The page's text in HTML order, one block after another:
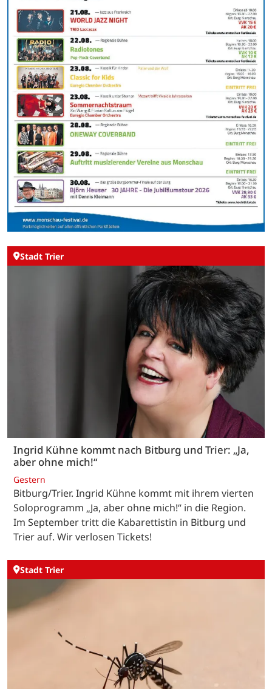
Stadt Trier
Ingrid Kühne kommt nach Bitburg und Trier: „Ja,
aber ohne mich!“
Gestern
Bitburg/Trier. Ingrid Kühne kommt mit ihrem vierten
Soloprogramm „Ja, aber ohne mich!“ in die Region.
Im September tritt die Kabarettistin in Bitburg und
Trier auf. Wir verlosen Tickets!
Stadt Trier